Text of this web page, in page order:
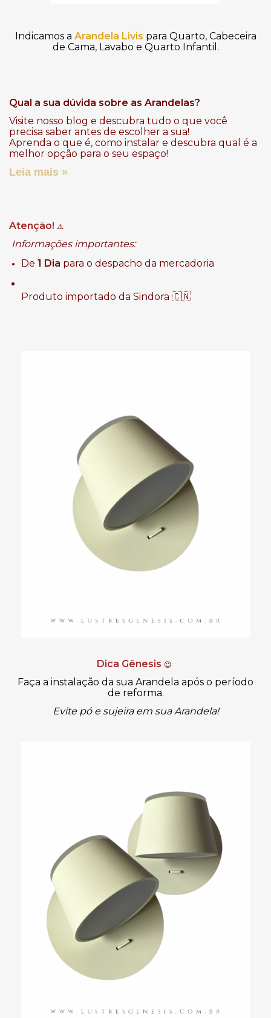
Indicamos a Arandela Livis para Quarto, Cabeceira
de Cama, Lavabo e Quarto Infantil.
Qual a sua dúvida sobre as Arandelas?
Visite nosso blog e descubra tudo o que você
precisa saber antes de escolher a sua!
Aprenda o que é, como instalar e descubra qual é a
melhor opção para o seu espaço!
Leia mais »
Atenção! ⚠️
Informações importantes:
De 1 Dia para o despacho da mercadoria
Produto importado da Sindora 🇨🇳
Dica Gênesis 😉
Faça a instalação da sua Arandela após o período
de reforma.
Evite pó e sujeira em sua Arandela!